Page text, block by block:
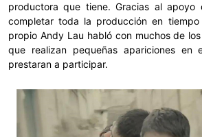
productora que tiene. Gracias al
completar toda la producción en
propio Andy Lau habló con muchos de
que realizan pequeñas apariciones
prestaran a participar.